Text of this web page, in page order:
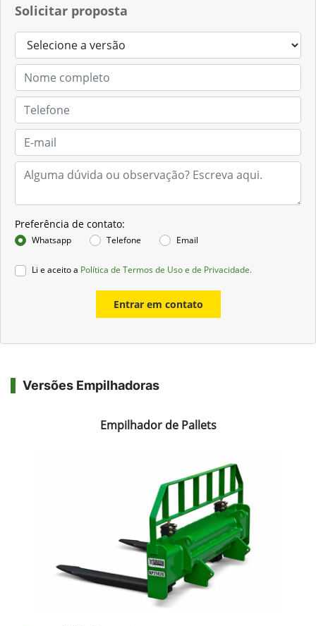
Solicitar proposta
Preferência de contato:
Whatsapp Telefone Email
Li e aceito a Política de Termos de Uso e de Privacidade.
Entrar em contato
Versões Empilhadoras
Empilhador de Pallets